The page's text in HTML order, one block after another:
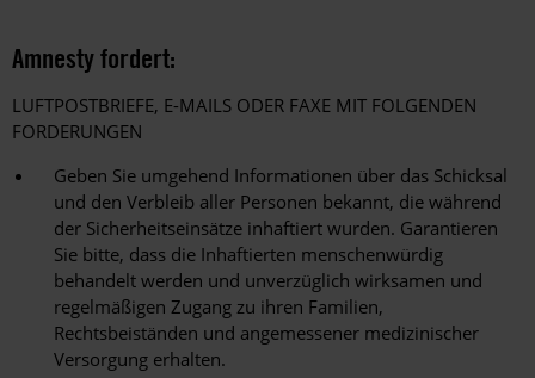
Amnesty fordert:
LUFTPOSTBRIEFE, E-MAILS ODER FAXE MIT FOLGENDEN
FORDERUNGEN
Geben Sie umgehend Informationen über das Schicksal
und den Verbleib aller Personen bekannt, die während
der Sicherheitseinsätze inhaftiert wurden. Garantieren
Sie bitte, dass die Inhaftierten menschenwürdig
behandelt werden und unverzüglich wirksamen und
regelmäßigen Zugang zu ihren Familien,
Rechtsbeiständen und angemessener medizinischer
Versorgung erhalten.